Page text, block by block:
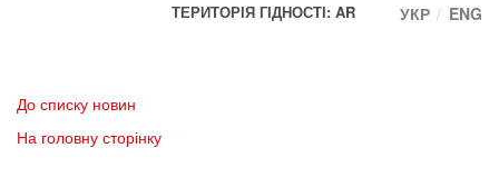
ТЕРИТОРІЯ ГІДНОСТІ: AR
УКР ENG
До списку новин
На головну сторінку